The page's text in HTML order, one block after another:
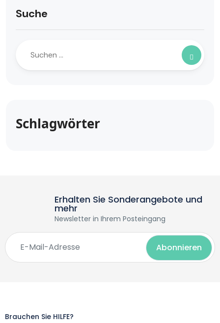
Suche
Schlagwörter
Erhalten Sie Sonderangebote und
mehr
Newsletter in Ihrem Posteingang
Brauchen Sie HILFE?